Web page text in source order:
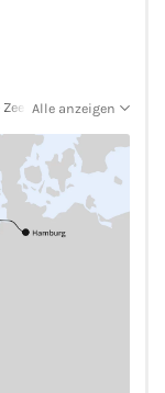
-
Alle anzeigen